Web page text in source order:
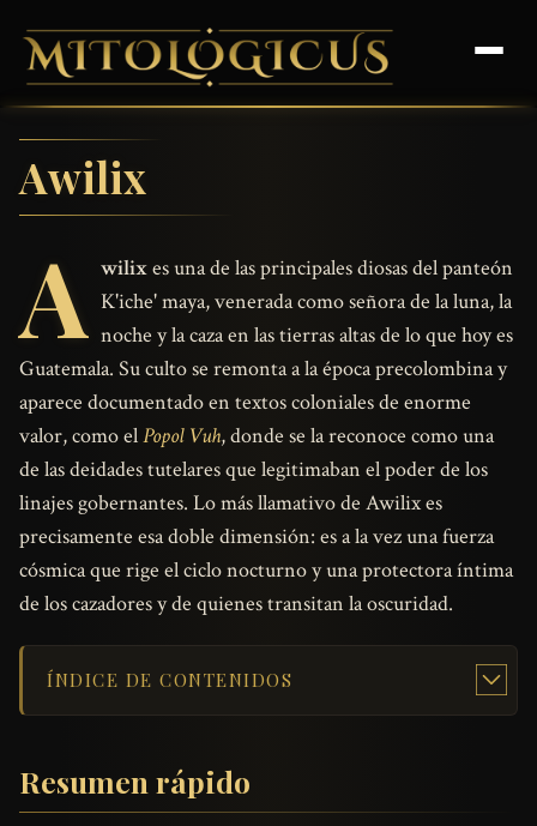
Awilix
A wilixes una de las principales diosas del panteón
K'iche' maya, venerada como señora de la luna, la
noche y la caza en las tierras altas de lo que hoy es
Guatemala. Su culto se remonta a la época precolombina y
aparece documentado en textos coloniales de enorme
valor, como elPopol Vuh, donde se la reconoce como una
de las deidades tutelares que legitimaban el poder de los
linajes gobernantes. Lo más llamativo de Awilix es
precisamente esa doble dimensión: es a la vez una fuerza
cósmica que rige el ciclo nocturno y una protectora íntima
de los cazadores y de quienes transitan la oscuridad.
ÍNDICE DE CONTENIDOS
Resumen rápido